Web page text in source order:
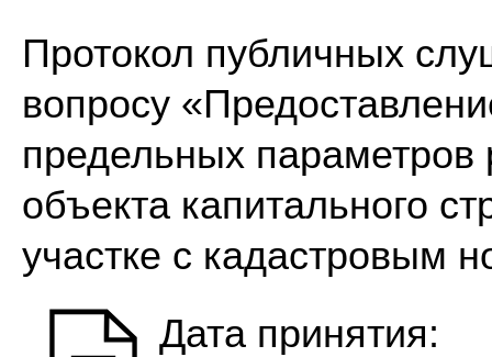
Протокол публичных
вопросу
предельных параметров
объекта капитального
участке с кадастровым
Дата принятия: